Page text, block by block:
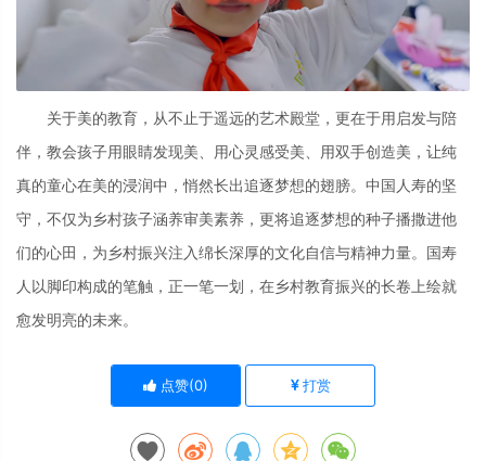
关于美的教育，从不止于遥远的艺术殿堂，更在于用启发与陪
伴，教会孩子用眼睛发现美、用心灵感受美、用双手创造美，让纯
真的童心在美的浸润中，悄然长出追逐梦想的翅膀。中国人寿的坚
守，不仅为乡村孩子涵养审美素养，更将追逐梦想的种子播撒进他
们的心田，为乡村振兴注入绵长深厚的文化自信与精神力量。国寿
人以脚印构成的笔触，正一笔一划，在乡村教育振兴的长卷上绘就
愈发明亮的未来。
点赞(0) 打赏